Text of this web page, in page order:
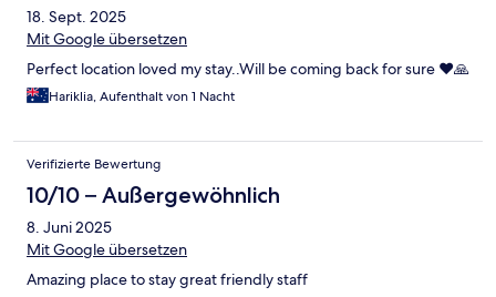
18. Sept. 2025
Mit Google übersetzen
Perfect location loved my stay..Will be coming back for sure ❤️🙏
Hariklia, Aufenthalt von 1 Nacht
Verifizierte Bewertung
10/10 – Außergewöhnlich
8. Juni 2025
Mit Google übersetzen
Amazing place to stay great friendly staff